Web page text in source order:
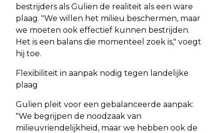
bestrijders als Gulien de realiteit als een ware
plaag. "We willen het milieu beschermen, maar
we moeten ook effectief kunnen bestrijden.
Het is een balans die momenteel zoek is," voegt
hij toe.
Flexibiliteit in aanpak nodig tegen landelijke
plaag
Gulien pleit voor een gebalanceerde aanpak:
"We begrijpen de noodzaak van
milieuvriendelijkheid, maar we hebben ook de